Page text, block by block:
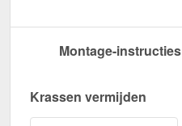
Montage-instructies
Krassen vermijden